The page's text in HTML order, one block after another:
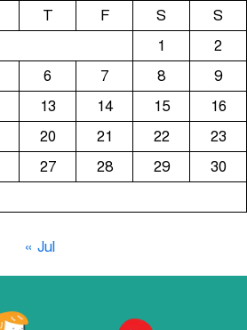
T F S
S
1
2
6 7 8
9
13 14 15
16
20 21 22
23
27 28 29
30
« Jul